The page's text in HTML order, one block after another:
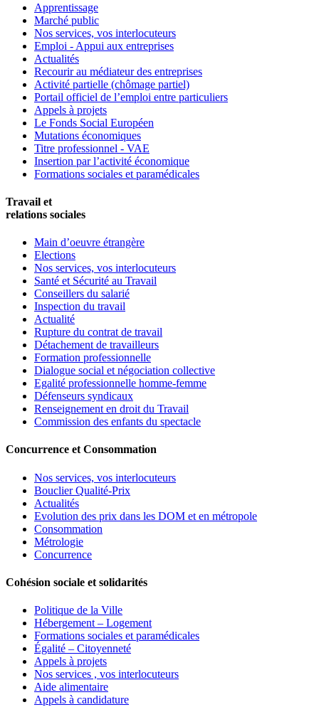
Apprentissage
Marché public
Nos services, vos interlocuteurs
Emploi - Appui aux entreprises
Actualités
Recourir au médiateur des entreprises
Activité partielle (chômage partiel)
Portail officiel de l’emploi entre particuliers
Appels à projets
Le Fonds Social Européen
Mutations économiques
Titre professionnel - VAE
Insertion par l’activité économique
Formations sociales et paramédicales
Travail et
relations sociales
Main d’oeuvre étrangère
Elections
Nos services, vos interlocuteurs
Santé et Sécurité au Travail
Conseillers du salarié
Inspection du travail
Actualité
Rupture du contrat de travail
Détachement de travailleurs
Formation professionnelle
Dialogue social et négociation collective
Egalité professionnelle homme-femme
Défenseurs syndicaux
Renseignement en droit du Travail
Commission des enfants du spectacle
Concurrence et Consommation
Nos services, vos interlocuteurs
Bouclier Qualité-Prix
Actualités
Evolution des prix dans les DOM et en métropole
Consommation
Métrologie
Concurrence
Cohésion sociale et solidarités
Politique de la Ville
Hébergement – Logement
Formations sociales et paramédicales
Égalité – Citoyenneté
Appels à projets
Nos services , vos interlocuteurs
Aide alimentaire
Appels à candidature